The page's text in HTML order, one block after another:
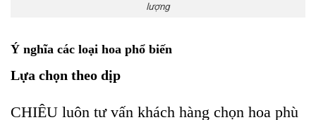
lượng
Ý nghĩa các loại hoa phổ biến
Lựa chọn theo dịp
CHIÊU luôn tư vấn khách hàng chọn hoa phù